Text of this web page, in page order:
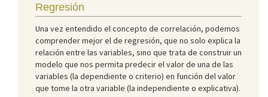
Regresión
Una vez entendido el concepto de correlación, podemos
comprender mejor el de regresión, que no solo explica la
relación entre las variables, sino que trata de construir un
modelo que nos permita predecir el valor de una de las
variables (la dependiente o criterio) en función del valor
que tome la otra variable (la independiente o explicativa).